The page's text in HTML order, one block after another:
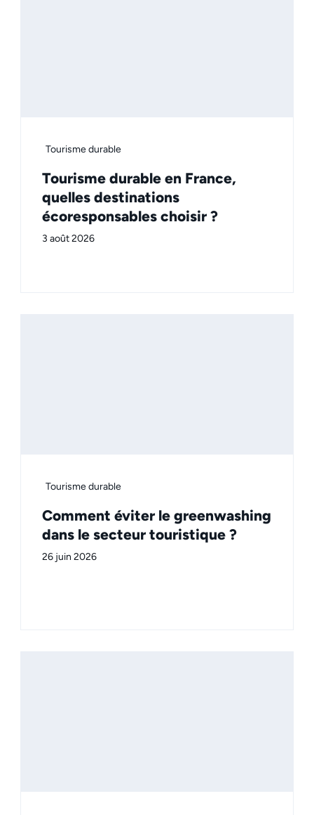
Tourisme durable
Tourisme durable en France,
quelles destinations
écoresponsables choisir ?
3 août 2026
Tourisme durable
Comment éviter le greenwashing
dans le secteur touristique ?
26 juin 2026